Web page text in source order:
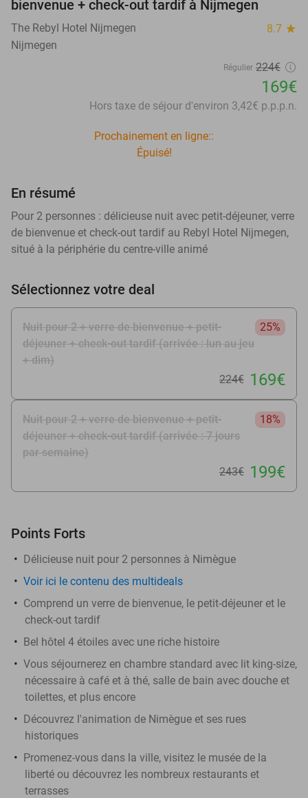
bienvenue + check-out tardif à Nijmegen
The Rebyl Hotel Nijmegen 8.7 star
Nijmegen
Régulier 224€
169€
Hors taxe de séjour d'environ 3,42€ p.p.p.n.
Prochainement en ligne::
Épuisé!
En résumé
Pour 2 personnes : délicieuse nuit avec petit-déjeuner, verre
de bienvenue et check-out tardif au Rebyl Hotel Nijmegen,
situé à la périphérie du centre-ville animé
Sélectionnez votre deal
Nuit pour 2 + verre de bienvenue + petit-
déjeuner + check-out tardif (arrivée : lun au jeu
+ dim)
25%
224€ 169€
Nuit pour 2 + verre de bienvenue + petit-
déjeuner + check-out tardif (arrivée : 7 jours
par semaine)
18%
243€ 199€
Points Forts
Délicieuse nuit pour 2 personnes à Nimègue
Voir ici le contenu des multideals
Comprend un verre de bienvenue, le petit-déjeuner et le
check-out tardif
Bel hôtel 4 étoiles avec une riche histoire
Vous séjournerez en chambre standard avec lit king-size,
nécessaire à café et à thé, salle de bain avec douche et
toilettes, et plus encore
Découvrez l'animation de Nimègue et ses rues
historiques
Promenez-vous dans la ville, visitez le musée de la
liberté ou découvrez les nombreux restaurants et
terrasses